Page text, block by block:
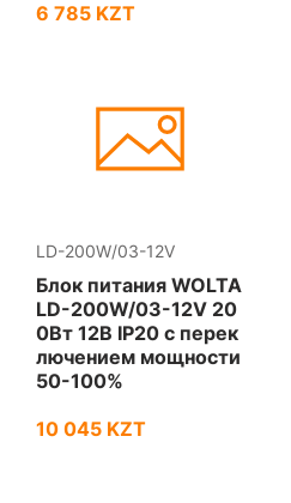
6 785 KZT
LD-200W/03-12V
Блок питания WOLTA
LD-200W/03-12V 20
0Вт 12В IP20 с перек
лючением мощности
50-100%
10 045 KZT